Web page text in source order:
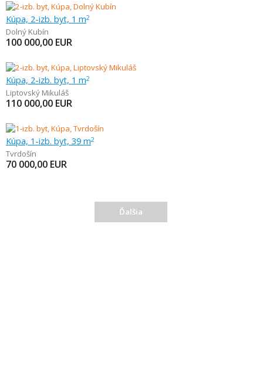
Kúpa, 2-izb. byt, 1 m2
Dolný Kubín
100 000,00 EUR
Kúpa, 2-izb. byt, 1 m2
Liptovský Mikuláš
110 000,00 EUR
Kúpa, 1-izb. byt, 39 m2
Tvrdošín
70 000,00 EUR
Ďalšia